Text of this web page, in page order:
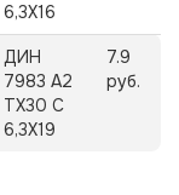
6,3X16
ДИН
7983 А2
TX30 C
6,3X19
7.9
руб.